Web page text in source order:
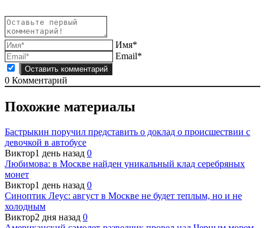
Имя*
Email*
0 Комментарий
Похожие материалы
Бастрыкин поручил представить о доклад о происшествии с
девочкой в автобусе
Виктор1 день назад 0
Любимова: в Москве найден уникальный клад серебряных
монет
Виктор1 день назад 0
Синоптик Леус: август в Москве не будет теплым, но и не
холодным
Виктор2 дня назад 0